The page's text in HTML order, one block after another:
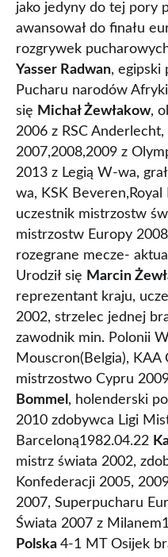
jako jedyny do tej pory
awansował do finału
rozgrywek
Yasser Radwan, egipski
Pucharu narodów
się Michał Żewłakow,
2006 z RSC
2007,2008,2009 z
2013 z Legią W-wa,
wa, KSK
uczestnik mistrzostw
mistrzostw Europy
rozegrane mecze-
Urodził się Marcin
reprezentant kraju,
2002, strzelec jednej
zawodnik min. Polonii
Mouscron(Belgia), KAA
mistrzostwo Cypru
Bommel , holenderski
2010 zdobywca Ligi
Barceloną1982.04.22
mistrz świata 2002,
Konfederacji 2005,
2007, Superpucharu
Świata 2007 z
Polska 4-1 MT Osijek